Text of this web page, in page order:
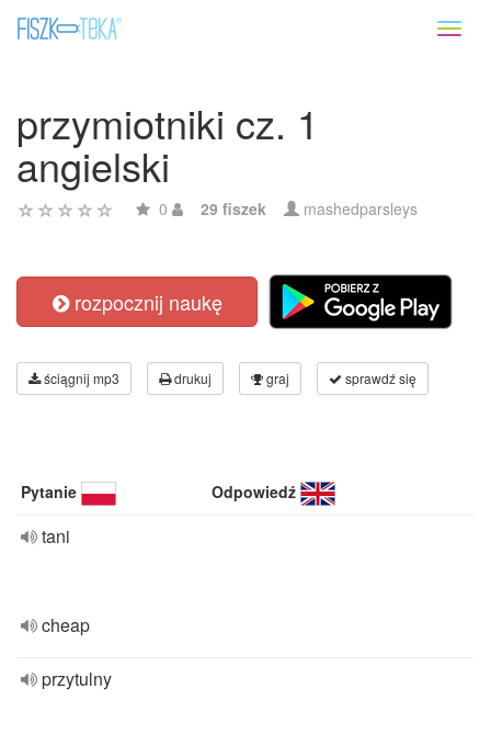
przymiotniki cz. 1
angielski
0 29 fiszek mashedparsleys
rozpocznij naukę
ściągnij mp3 drukuj graj sprawdź się
Pytanie Odpowiedź
tani
cheap
przytulny